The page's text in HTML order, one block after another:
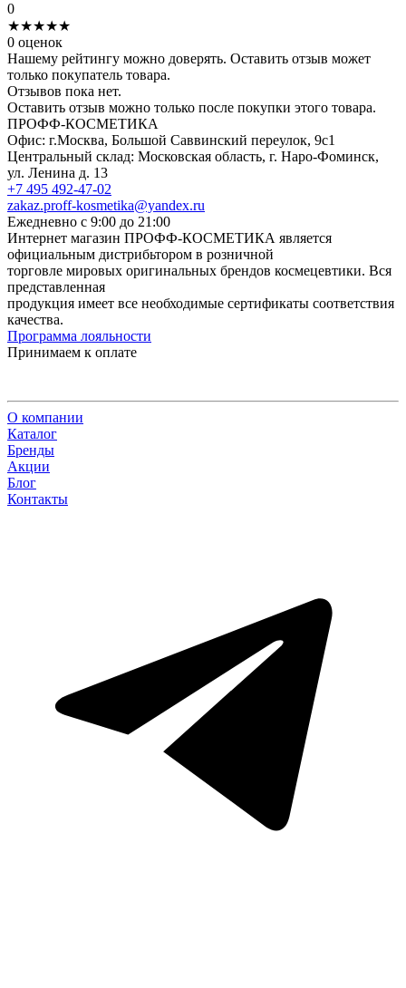
0
★★★★★
0 оценок
Нашему рейтингу можно доверять. Оставить отзыв может
только покупатель товара.
Отзывов пока нет.
Оставить отзыв можно только после покупки этого товара.
ПРОФФ-КОСМЕТИКА
Офис: г.Москва, Большой Саввинский переулок, 9с1
Центральный склад: Московская область, г. Наро-Фоминск,
ул. Ленина д. 13
+7 495 492-47-02
zakaz.proff-kosmetika@yandex.ru
Ежедневно с 9:00 до 21:00
Интернет магазин ПРОФФ-КОСМЕТИКА является
официальным дистрибьтором в розничной
торговле мировых оригинальных брендов космецевтики. Вся
представленная
продукция имеет все необходимые сертификаты соответствия
качества.
Программа лояльности
Принимаем к оплате
О компании
Каталог
Бренды
Акции
Блог
Контакты